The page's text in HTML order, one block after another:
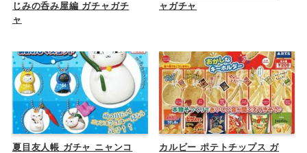
じみの呑み屋編 ガチャガチ
ャ
ャガチャ
夏目友人帳 ガチャ ニャンコ
カルビー ポテトチップス ガ